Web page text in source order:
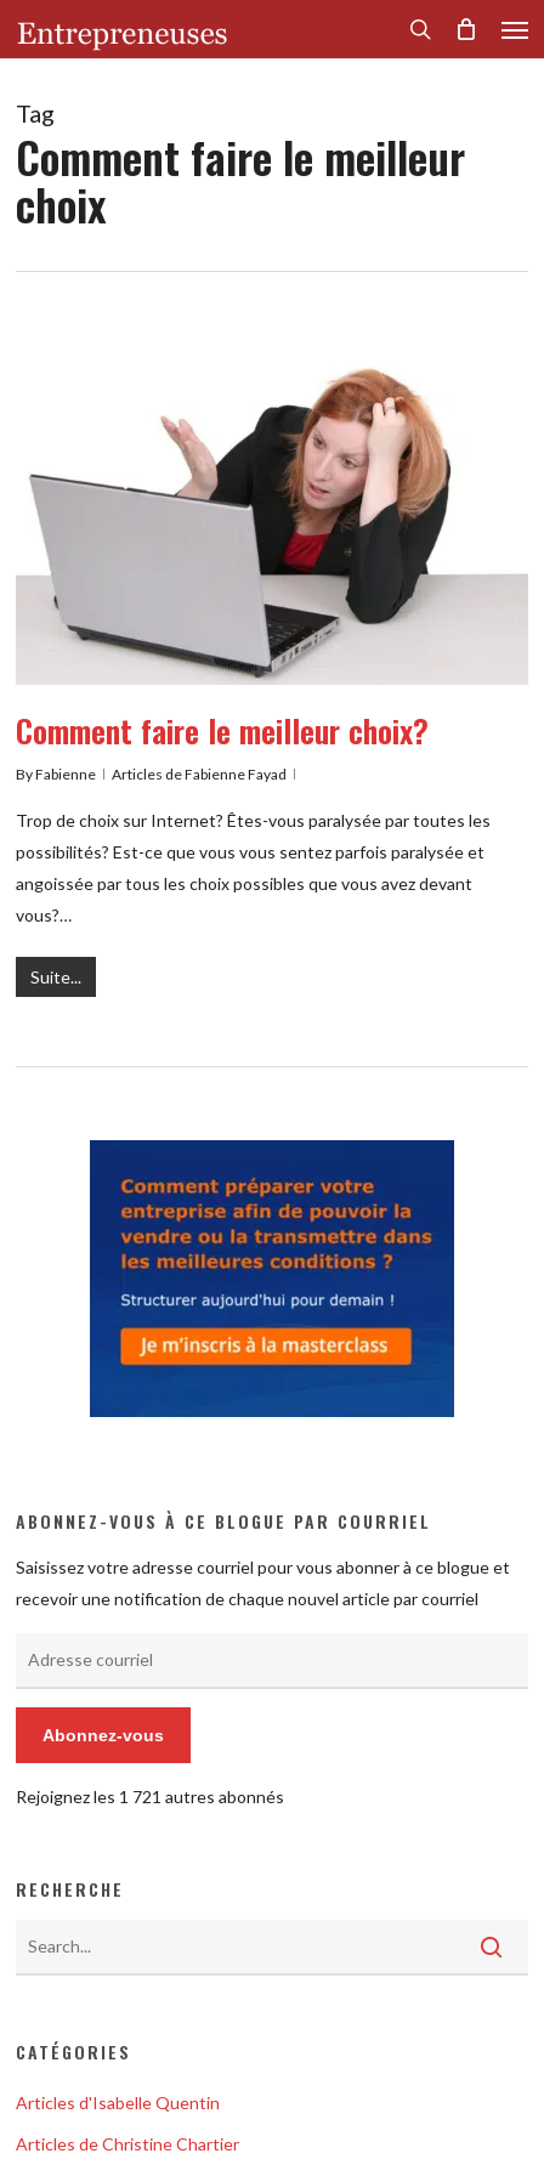
content
search
Tag
Comment faire le meilleur
choix
Comment faire le meilleur choix?
ByFabienne Articles de Fabienne Fayad
Trop de choix sur Internet? Êtes-vous paralysée par toutes les
possibilités? Est-ce que vous vous sentez parfois paralysée et
angoissée par tous les choix possibles que vous avez devant
vous?…
Suite...
ABONNEZ-VOUS À CE BLOGUE PAR COURRIEL
Saisissez votre adresse courriel pour vous abonner à ce blogue et
recevoir une notification de chaque nouvel article par courriel
Abonnez-vous
Rejoignez les 1 721 autres abonnés
RECHERCHE
CATÉGORIES
Articles d'Isabelle Quentin
Articles de Christine Chartier